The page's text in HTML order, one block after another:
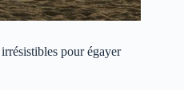
pour égayer